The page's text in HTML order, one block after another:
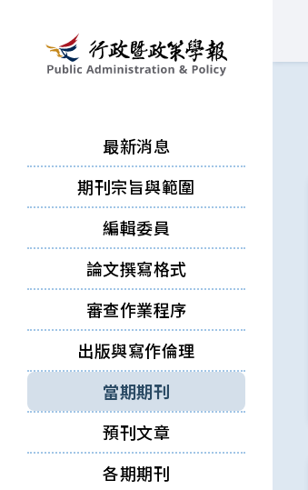
跳到主要內容區塊
最新消息
期刊宗旨與範圍
編輯委員
論文撰寫格式
審查作業程序
出版與寫作倫理
當期期刊
預刊文章
各期期刊